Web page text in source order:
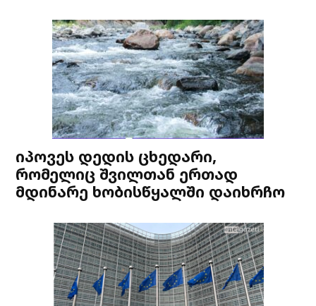
იპოვეს დედის ცხედარი,
რომელიც შვილთან ერთად
მდინარე ხობისწყალში დაიხრჩო